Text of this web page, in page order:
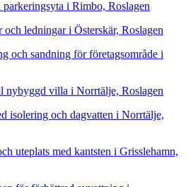
i Rimbo, Roslagen
ledningar i Österskär, Roslagen
och sandning för företagsområde i
nybyggd villa i Norrtälje, Roslagen
isolering och dagvatten i Norrtälje,
uteplats med kantsten i Grisslehamn,